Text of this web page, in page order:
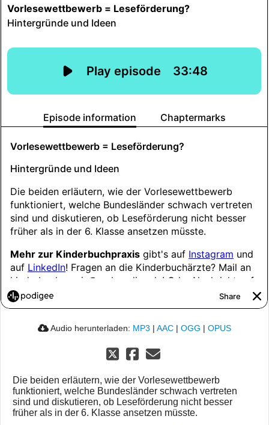
Audio herunterladen: MP3 | AAC | OGG | OPUS
Die beiden erläutern, wie der Vorlesewettbewerb
funktioniert, welche Bundesländer schwach vertreten
sind und diskutieren, ob Leseförderung nicht besser
früher als in der 6. Klasse ansetzen müsste.